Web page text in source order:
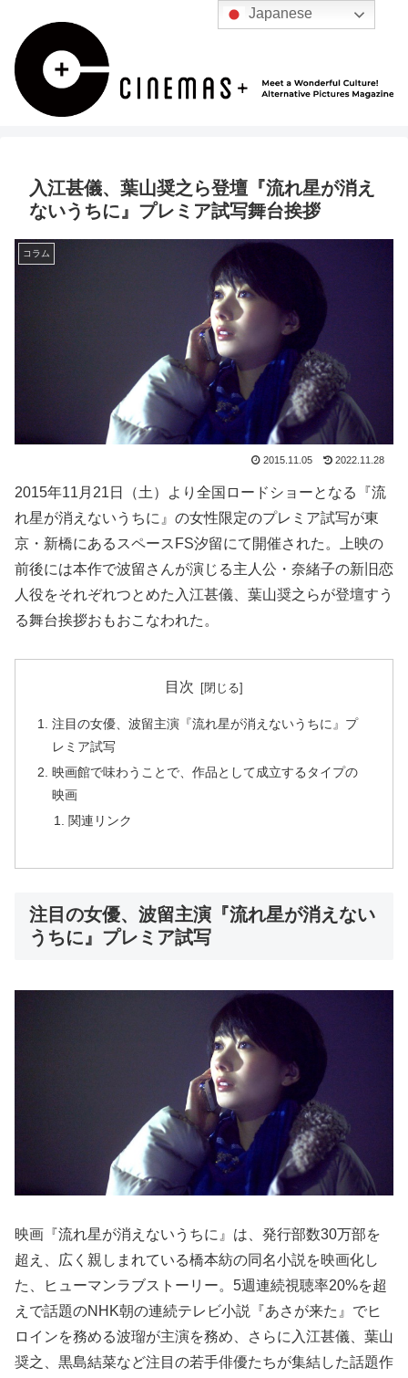
入江甚儀、葉山奨之ら登壇『流れ星が消え
ないうちに』プレミア試写舞台挨拶
コラム
2015.11.05 2022.11.28
2015年11月21日（土）より全国ロードショーとなる『流
れ星が消えないうちに』の女性限定のプレミア試写が東
京・新橋にあるスペースFS汐留にて開催された。上映の
前後には本作で波留さんが演じる主人公・奈緒子の新旧恋
人役をそれぞれつとめた入江甚儀、葉山奨之らが登壇すう
る舞台挨拶おもおこなわれた。
目次
注目の女優、波留主演『流れ星が消えないうちに』プ
レミア試写
映画館で味わうことで、作品として成立するタイプの
映画
関連リンク
注目の女優、波留主演『流れ星が消えない
うちに』プレミア試写
映画『流れ星が消えないうちに』は、発行部数30万部を
超え、広く親しまれている橋本紡の同名小説を映画化し
た、ヒューマンラブストーリー。5週連続視聴率20%を超
えで話題のNHK朝の連続テレビ小説『あさが来た』でヒ
ロインを務める波瑠が主演を務め、さらに入江甚儀、葉山
奨之、黒島結菜など注目の若手俳優たちが集結した話題作
Japanese